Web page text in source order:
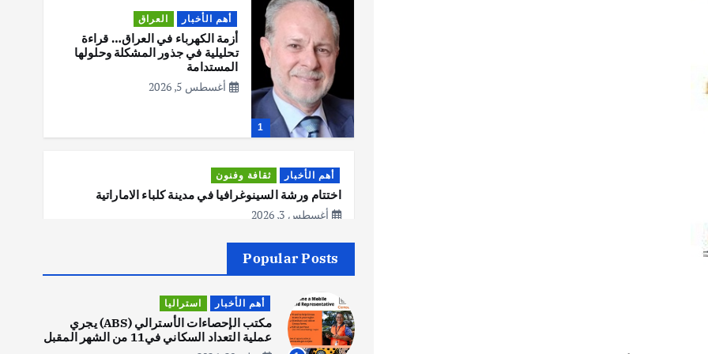
1
أهم الأخبار العراق
أزمة الكهرباء في العراق… قراءة
تحليلية في جذور المشكلة وحلولها
المستدامة
أغسطس 5, 2026
أهم الأخبار ثقافة وفنون
اختتام ورشة السينوغرافيا في مدينة كلباء الاماراتية
أغسطس 3, 2026
أهم الأخبار جاليات غير مصنف
قصة نجاح العراقي عمر الشمري الذي
اصبح بطلاً لأستراليا بلعبة كمال
الاجسام
يوليو 30, 2026
Popular Posts
أهم الأخبار استراليا
مكتب الإحصاءات الأسترالي (ABS) يجري
عملية التعداد السكاني في11 من الشهر المقبل